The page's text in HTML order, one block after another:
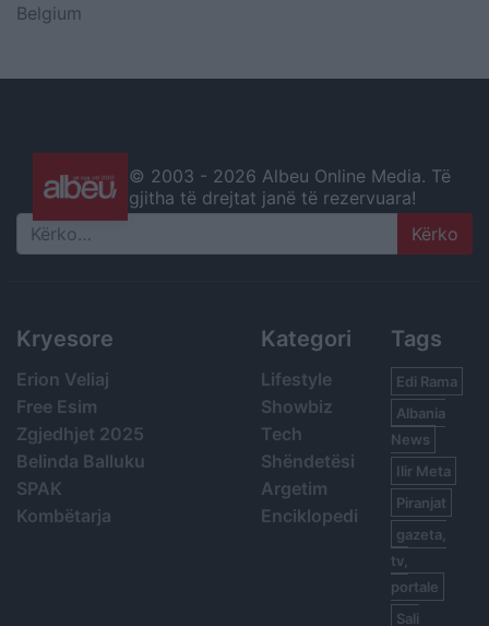
Belgium
© 2003 - 2026 Albeu Online Media. Të
gjitha të drejtat janë të rezervuara!
Search
Kryesore
Erion Veliaj
Free Esim
Zgjedhjet 2025
Belinda Balluku
SPAK
Kombëtarja
Kategori
Lifestyle
Showbiz
Tech
Shëndetësi
Argetim
Enciklopedi
Tags
Edi Rama
Albania
News
Ilir Meta
Piranjat
gazeta,
tv,
portale
Sali